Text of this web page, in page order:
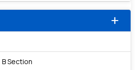
add
B Section